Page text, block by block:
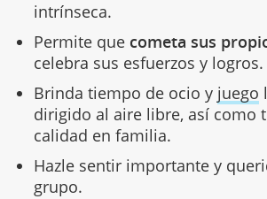
intrínseca.
Permite que cometa sus
celebra sus esfuerzos y logros.
Brinda tiempo de ocio y juego
dirigido al aire libre, así como
calidad en familia.
Hazle sentir importante y
grupo.